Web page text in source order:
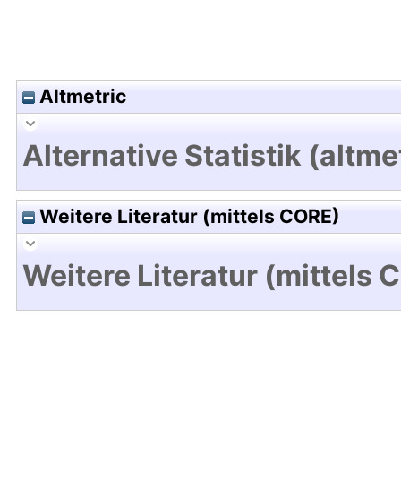
Altmetric
Alternative Statistik
Weitere Literatur (mittels CORE)
Weitere Literatur (mittels